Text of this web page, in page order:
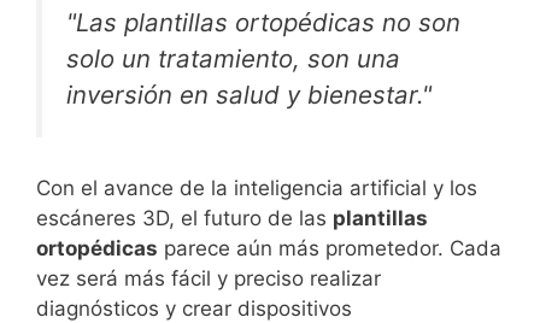
"Las plantillas ortopédicas no son
solo un tratamiento, son una
inversión en salud y bienestar."
Con el avance de la inteligencia artificial y los
escáneres 3D, el futuro de las plantillas
ortopédicas parece aún más prometedor. Cada
vez será más fácil y preciso realizar
diagnósticos y crear dispositivos